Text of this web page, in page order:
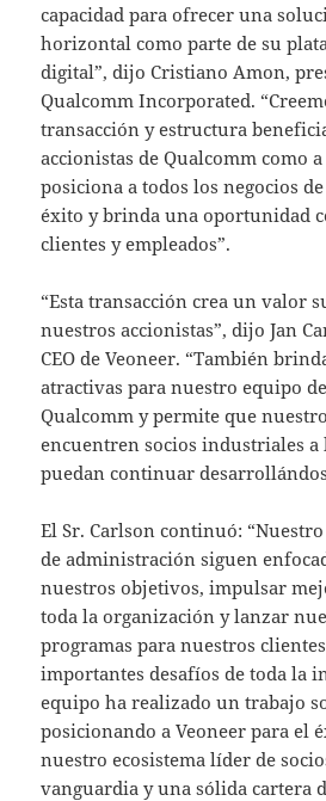
capacidad para ofrecer una
horizontal como parte de su
digital”, dijo Cristiano Amon,
Qualcomm Incorporated.
transacción y estructura
accionistas de Qualcomm como
posiciona a todos los negocios
éxito y brinda una oportunidad
clientes y empleados”.
“Esta transacción crea un valor
nuestros accionistas”, dijo Jan
CEO de Veoneer. “También
atractivas para nuestro equipo
Qualcomm y permite que
encuentren socios industriales a
puedan continuar
El Sr. Carlson continuó:
de administración siguen
nuestros objetivos, impulsar
toda la organización y lanzar
programas para nuestros
importantes desafíos de toda la
equipo ha realizado un trabajo
posicionando a Veoneer para el
nuestro ecosistema líder de
vanguardia y una sólida cartera